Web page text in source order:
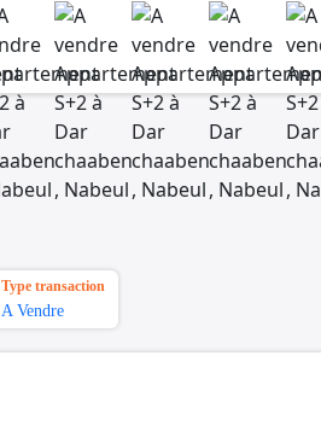
Type transaction
A Vendre